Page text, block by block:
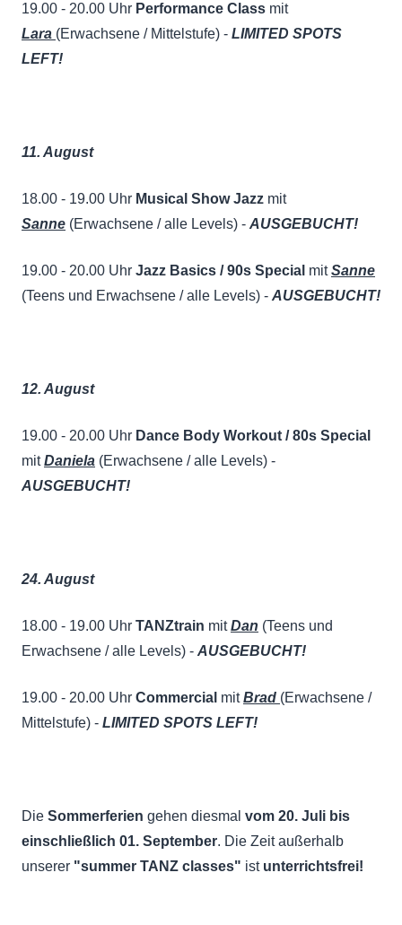
19.00 - 20.00 Uhr Performance Class mit
Lara (Erwachsene / Mittelstufe) - LIMITED SPOTS
LEFT!
11. August
18.00 - 19.00 Uhr Musical Show Jazz mit
Sanne (Erwachsene / alle Levels) - AUSGEBUCHT!
19.00 - 20.00 Uhr Jazz Basics / 90s Special mitSanne
(Teens und Erwachsene / alle Levels) - AUSGEBUCHT!
12. August
19.00 - 20.00 Uhr Dance Body Workout / 80s Special
mitDaniela (Erwachsene / alle Levels) -
AUSGEBUCHT!
24. August
18.00 - 19.00 Uhr TANZtrain mit Dan (Teens und
Erwachsene / alle Levels) - AUSGEBUCHT!
19.00 - 20.00 Uhr Commercial mitBrad (Erwachsene /
Mittelstufe) - LIMITED SPOTS LEFT!
Die Sommerferien gehen diesmal vom 20. Juli bis
einschließlich 01. September. Die Zeit außerhalb
unserer "summer TANZ classes" ist unterrichtsfrei!